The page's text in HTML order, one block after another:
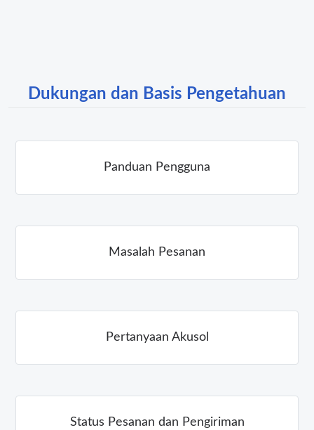
Dukungan dan Basis Pengetahuan
Panduan Pengguna
Masalah Pesanan
Pertanyaan Akusol
Status Pesanan dan Pengiriman